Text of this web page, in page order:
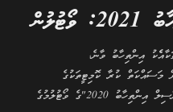
ބާރުތަކާއެެކު އިންތިހާބު ވާނެ،
މަސައްކަތް ކުރާ ކޮމިޓީތަކުގެ
މެމްބަރުންގެ އިންތިހާބު ކުރާ "ލޯކަލް ކައުންސިލް އިންތިހާބު 2020"ގެ ވޯޓުލުމުގެ